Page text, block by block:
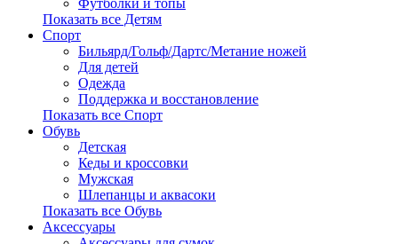
Футболки и топы
Показать все Детям
Спорт
Бильярд/Гольф/Дартс/Метание ножей
Для детей
Одежда
Поддержка и восстановление
Показать все Спорт
Обувь
Детская
Кеды и кроссовки
Мужская
Шлепанцы и аквасоки
Показать все Обувь
Аксессуары